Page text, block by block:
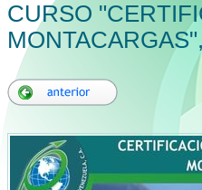
CURSO